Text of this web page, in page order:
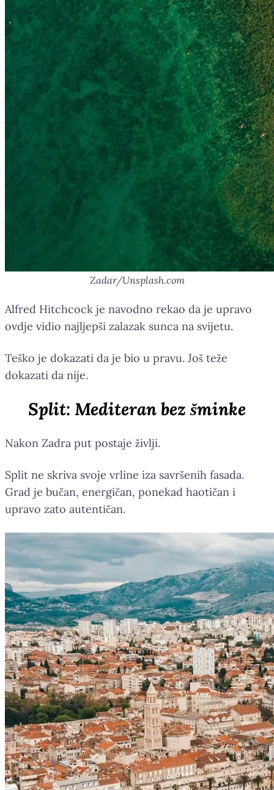
Zadar/Unsplash.com
Alfred Hitchcock je navodno rekao da je upravo
ovdje vidio najljepši zalazak sunca na svijetu.
Teško je dokazati da je bio u pravu. Još teže
dokazati da nije.
Split: Mediteran bez šminke
Nakon Zadra put postaje življi.
Split ne skriva svoje vrline iza savršenih fasada.
Grad je bučan, energičan, ponekad haotičan i
upravo zato autentičan.